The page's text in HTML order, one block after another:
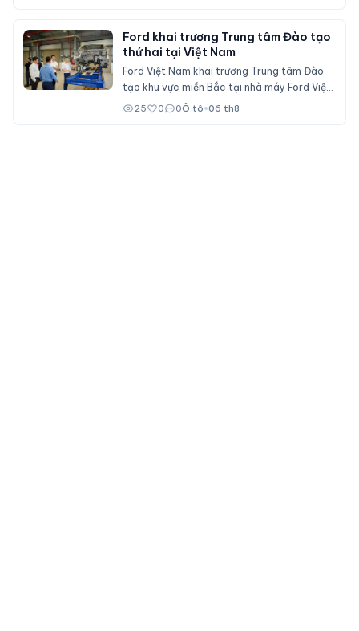
trực tiếp Mitsubishi Xforce, Kia Seltos và
Honda HR-V.
Ford khai trương Trung tâm Đào tạo
thứ hai tại Việt Nam
Ford Việt Nam khai trương Trung tâm Đào
tạo khu vực miền Bắc tại nhà máy Ford Việt
Nam (Hải Phòng), đóng vai trò đào tạo cho
25 0 0Ô tô•06 th8